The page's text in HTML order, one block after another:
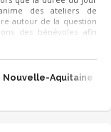
des ateliers de
autour de la question
des bénévoles afin
serons ravis de vous
Aquitaine